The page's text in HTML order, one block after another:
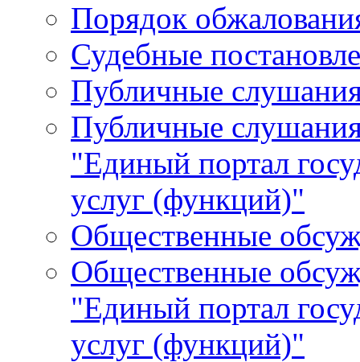
Порядок
Судебные
Публичные
Публичные
"Единый портал
услуг (функций)"
Общественные
Общественные
"Единый портал
услуг (функций)"